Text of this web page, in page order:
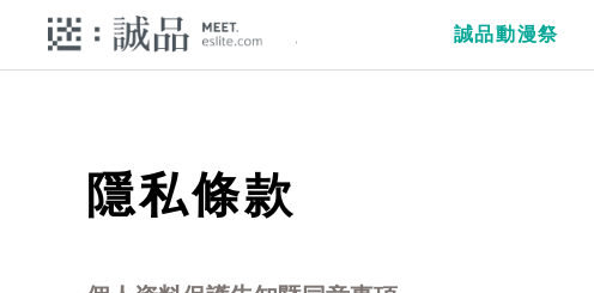
誠品動漫祭
隱私條款